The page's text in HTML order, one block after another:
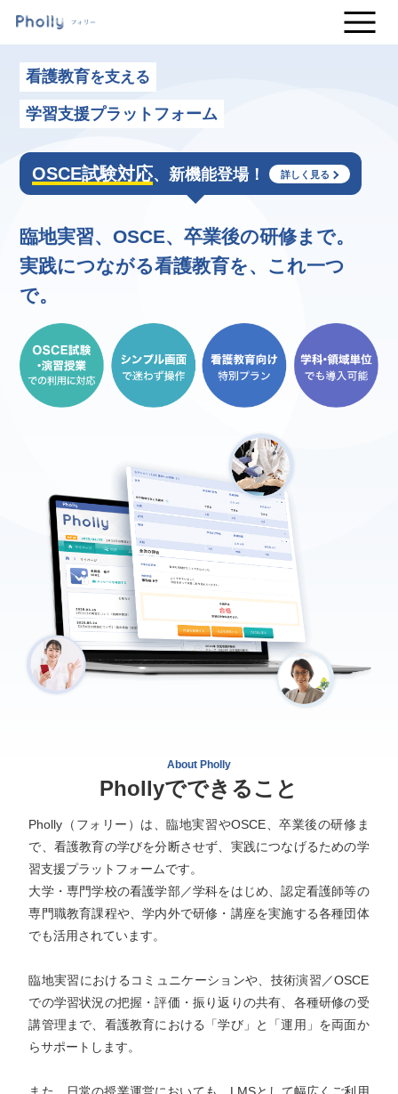
看護教育を支える
学習支援プラットフォーム
OSCE試験対応、新機能登場！ 詳しく見る
臨地実習、OSCE、卒業後の研修まで。
実践につながる看護教育を、これ一つ
で。
About Pholly
Phollyでできること
Pholly（フォリー）は、臨地実習やOSCE、卒業後の研修ま
で、看護教育の学びを分断させず、実践につなげるための学
習支援プラットフォームです。
大学・専門学校の看護学部／学科をはじめ、認定看護師等の
専門職教育課程や、学内外で研修・講座を実施する各種団体
でも活用されています。
臨地実習におけるコミュニケーションや、技術演習／OSCE
での学習状況の把握・評価・振り返りの共有、各種研修の受
講管理まで、看護教育における「学び」と「運用」を両面か
らサポートします。